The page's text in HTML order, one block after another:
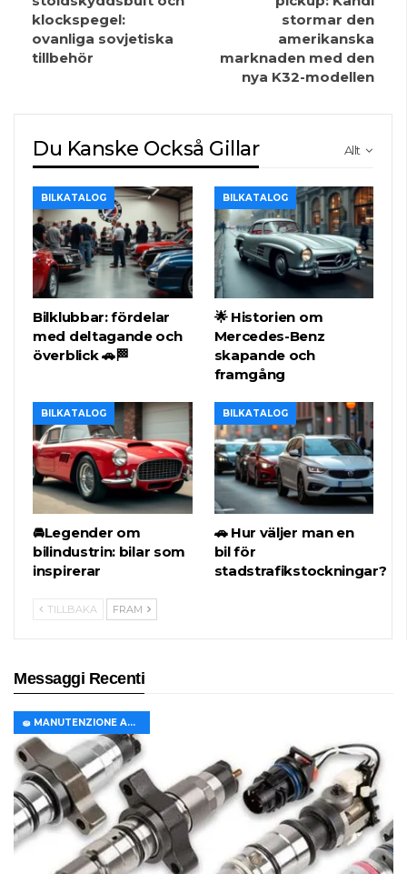
klockspegel:
ovanliga sovjetiska
tillbehör
stormar den
amerikanska
marknaden med den
nya K32-modellen
Allt
Du Kanske Också Gillar
BILKATALOG
Bilklubbar: fördelar
med deltagande och
överblick 🚗🏁
BILKATALOG
🌟 Historien om
Mercedes-Benz
skapande och
framgång
BILKATALOG
🚘Legender om
bilindustrin: bilar som
inspirerar
BILKATALOG
🚗 Hur väljer man en
bil för
stadstrafikstockningar?
TILLBAKA FRAM
Messaggi Recenti
🧽 MANUTENZIONE AUTO